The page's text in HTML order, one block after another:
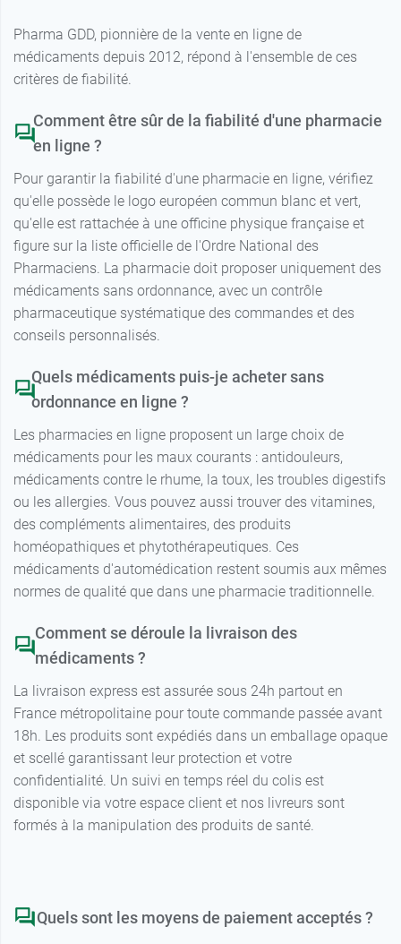
Pharma GDD, pionnière de la vente en ligne de
médicaments depuis 2012, répond à l'ensemble de ces
critères de fiabilité.
Comment être sûr de la fiabilité d'une pharmacie
en ligne ?
Pour garantir la fiabilité d'une pharmacie en ligne, vérifiez
qu'elle possède le logo européen commun blanc et vert,
qu'elle est rattachée à une officine physique française et
figure sur la liste officielle de l'Ordre National des
Pharmaciens. La pharmacie doit proposer uniquement des
médicaments sans ordonnance, avec un contrôle
pharmaceutique systématique des commandes et des
conseils personnalisés.
Quels médicaments puis-je acheter sans
ordonnance en ligne ?
Les pharmacies en ligne proposent un large choix de
médicaments pour les maux courants : antidouleurs,
médicaments contre le rhume, la toux, les troubles digestifs
ou les allergies. Vous pouvez aussi trouver des vitamines,
des compléments alimentaires, des produits
homéopathiques et phytothérapeutiques. Ces
médicaments d'automédication restent soumis aux mêmes
normes de qualité que dans une pharmacie traditionnelle.
Comment se déroule la livraison des
médicaments ?
La livraison express est assurée sous 24h partout en
France métropolitaine pour toute commande passée avant
18h. Les produits sont expédiés dans un emballage opaque
et scellé garantissant leur protection et votre
confidentialité. Un suivi en temps réel du colis est
disponible via votre espace client et nos livreurs sont
formés à la manipulation des produits de santé.
Quels sont les moyens de paiement acceptés ?